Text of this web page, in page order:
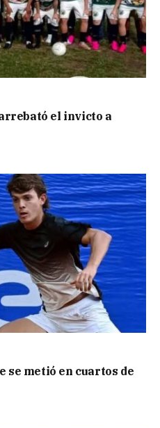
el invicto a
se metió en cuartos de